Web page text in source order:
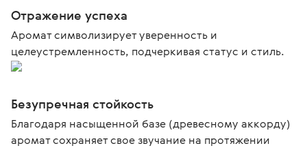
Отражение успеха
Аромат символизирует уверенность и
целеустремленность, подчеркивая статус и стиль.
Безупречная стойкость
Благодаря насыщенной базе (древесному аккорду)
аромат сохраняет свое звучание на протяжении